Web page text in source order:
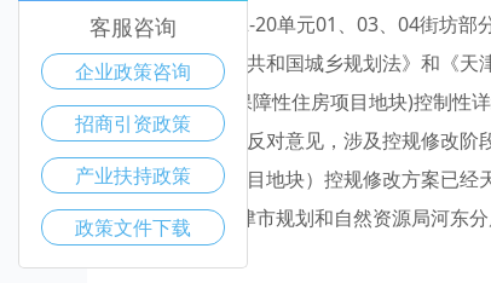
（河东区）02-20单元01、03、04街坊
照《中华人民共和国城乡规划法》和《
地块(胜利巷保障性住房项目地块)控制性
修改方案提出反对意见，涉及控规修改
保障性住房项目地块）控规修改方案已
24020227天津市规划和自然资源局河东
客服咨询
企业政策咨询
招商引资政策
产业扶持政策
政策文件下载